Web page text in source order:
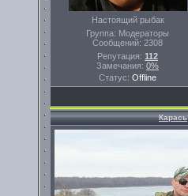
Настоящий рыбак
Группа: Модераторы
Сообщений: 2308
Репутация: 112
Замечания: 0%
Статус: Offline
Карась